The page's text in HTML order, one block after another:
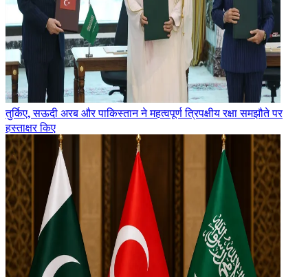
तुर्किए, सऊदी अरब और पाकिस्तान ने महत्वपूर्ण त्रिपक्षीय रक्षा समझौते पर
हस्ताक्षर किए